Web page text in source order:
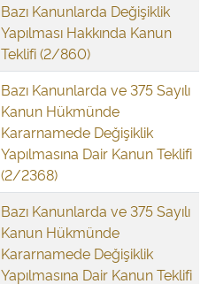
Bazı Kanunlarda Değişiklik
Yapılması Hakkında Kanun
Teklifi (2/860)
Bazı Kanunlarda ve 375 Sayılı
Kanun Hükmünde
Kararnamede Değişiklik
Yapılmasına Dair Kanun Teklifi
(2/2368)
Bazı Kanunlarda ve 375 Sayılı
Kanun Hükmünde
Kararnamede Değişiklik
Yapılmasına Dair Kanun Teklifi